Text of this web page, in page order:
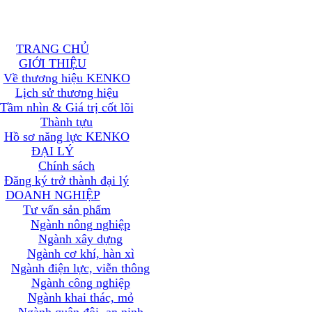
TRANG CHỦ
GIỚI THIỆU
Về thương hiệu KENKO
Lịch sử thương hiệu
Tầm nhìn & Giá trị cốt lõi
Thành tựu
Hồ sơ năng lực KENKO
ĐẠI LÝ
Chính sách
Đăng ký trở thành đại lý
DOANH NGHIỆP
Tư vấn sản phẩm
Ngành nông nghiệp
Ngành xây dựng
Ngành cơ khí, hàn xì
Ngành điện lực, viễn thông
Ngành công nghiệp
Ngành khai thác, mỏ